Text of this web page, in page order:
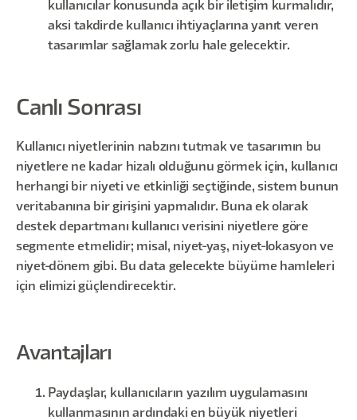
kullanıcılar konusunda açık bir iletişim kurmalıdır,
aksi takdirde kullanıcı ihtiyaçlarına yanıt veren
tasarımlar sağlamak zorlu hale gelecektir.
Canlı Sonrası
Kullanıcı niyetlerinin nabzını tutmak ve tasarımın bu
niyetlere ne kadar hizalı olduğunu görmek için, kullanıcı
herhangi bir niyeti ve etkinliği seçtiğinde, sistem bunun
veritabanına bir girişini yapmalıdır. Buna ek olarak
destek departmanı kullanıcı verisini niyetlere göre
segmente etmelidir; misal, niyet-yaş, niyet-lokasyon ve
niyet-dönem gibi. Bu data gelecekte büyüme hamleleri
için elimizi güçlendirecektir.
Avantajları
Paydaşlar, kullanıcıların yazılım uygulamasını
kullanmasının ardındaki en büyük niyetleri